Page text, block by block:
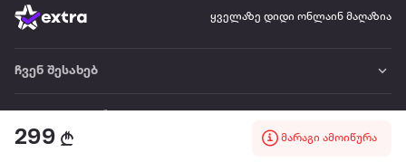
299 მარაგი ამოიწურა
ყველაზე დიდი ონლაინ მაღაზია
ჩვენ შესახებ